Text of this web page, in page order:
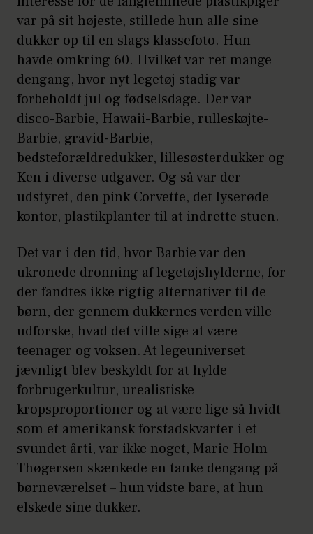
var på sit højeste, stillede hun alle sine
dukker op til en slags klassefoto. Hun
havde omkring 60. Hvilket var ret mange
dengang, hvor nyt legetøj stadig var
forbeholdt jul og fødselsdage. Der var
disco-Barbie, Hawaii-Barbie, rulleskøjte-
Barbie, gravid-Barbie,
bedsteforældredukker, lillesøsterdukker og
Ken i diverse udgaver. Og så var der
udstyret, den pink Corvette, det lyserøde
kontor, plastikplanter til at indrette stuen.
Det var i den tid, hvor Barbie var den
ukronede dronning af legetøjshylderne, for
der fandtes ikke rigtig alternativer til de
børn, der gennem dukkernes verden ville
udforske, hvad det ville sige at være
teenager og voksen. At legeuniverset
jævnligt blev beskyldt for at hylde
forbrugerkultur, urealistiske
kropsproportioner og at være lige så hvidt
som et amerikansk forstadskvarter i et
svundet årti, var ikke noget, Marie Holm
Thøgersen skænkede en tanke dengang på
børneværelset – hun vidste bare, at hun
elskede sine dukker.